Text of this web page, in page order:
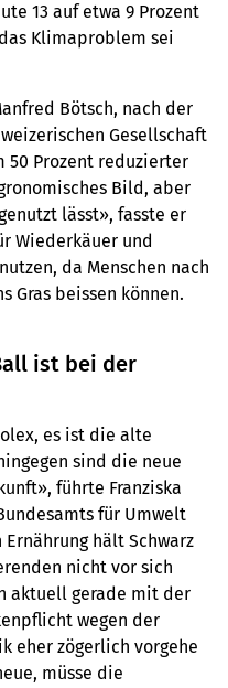
13 auf etwa 9 Prozent
Klimaproblem sei
Bötsch, nach der
Gesellschaft
50 Prozent reduzierter
Bild, aber
lässt», fasste er
Wiederkäuer und
da Menschen nach
Gras beissen können.
ist bei der
es ist die alte
sind die neue
führte Franziska
für Umwelt
hält Schwarz
nicht vor sich
aktuell gerade mit der
wegen der
eher zögerlich vorgehe
müsse die